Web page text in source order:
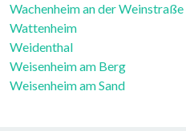
Wachenheim an der Weinstraße
Wattenheim
Weidenthal
Weisenheim am Berg
Weisenheim am Sand